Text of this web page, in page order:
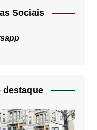
Sociais
destaque